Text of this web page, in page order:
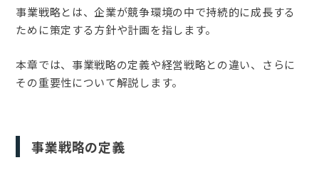
事業戦略とは、企業が競争環境の中で持続的に成長する
ために策定する方針や計画を指します。
本章では、事業戦略の定義や経営戦略との違い、さらに
その重要性について解説します。
事業戦略の定義